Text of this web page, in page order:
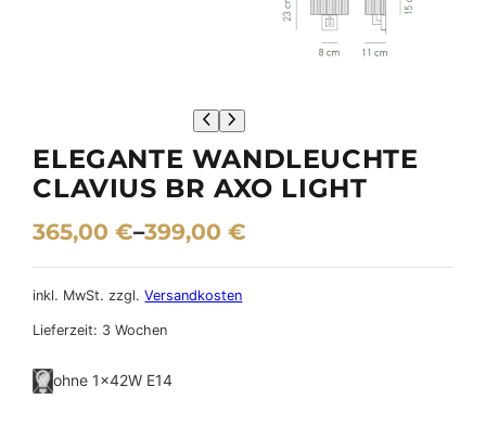
ELEGANTE WANDLEUCHTE
CLAVIUS BR AXO LIGHT
365,00€–399,00€
inkl. MwSt. zzgl.Versandkosten
Lieferzeit: 3 Wochen
ohne 1×42W E14